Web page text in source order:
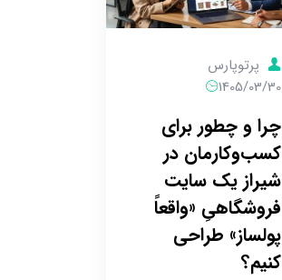
پرتوپارس
1405/03/30
چرا و چطور برای
کسب‌وکارمان در
شیراز یک سایت
فروشگاهیِ «واقعاً
پولساز» طراحی
کنیم؟